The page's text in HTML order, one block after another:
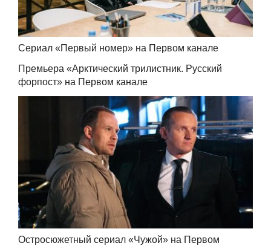
Сериал «Первый номер» на Первом канале
Премьера «Арктический трилистник. Русский
форпост» на Первом канале
Остросюжетный сериал «Чужой» на Первом